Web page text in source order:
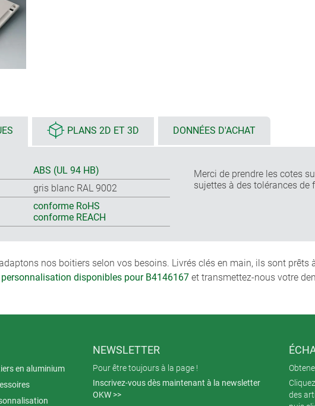
PLANS 2D ET 3D DONNÉES D'ACHAT
ABS (UL 94 HB)
gris blanc RAL 9002
conforme RoHS
conforme REACH
Merci de prendre les cotes
sujettes à des tolérances
nos boitiers selon vos besoins. Livrés clés en main, ils sont prêts
disponibles pour B4146167 et transmettez-nous votre
en aluminium
NEWSLETTER
Pour être toujours à la page !
Inscrivez-vous dès maintenant à la newsletter
OKW >>
des